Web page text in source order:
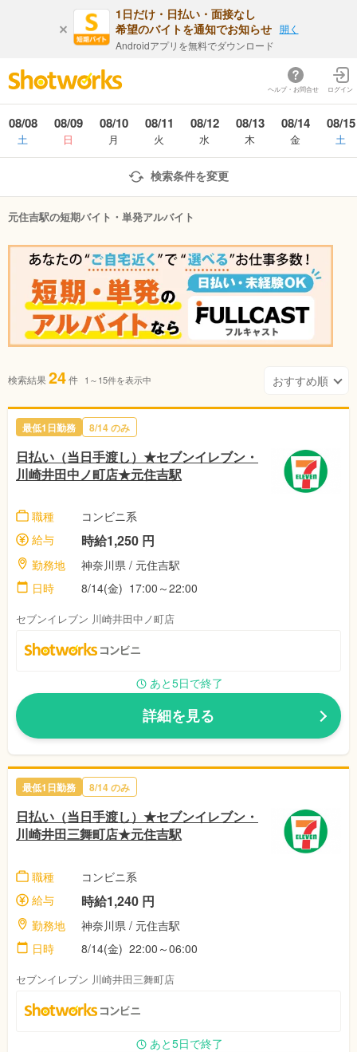
1日だけ・日払い・面接なし
希望のバイトを通知でお知らせ
Androidアプリを無料でダウンロード
開く
ヘルプ・お問合せ ログイン
08/08
土
08/09
日
08/10
月
08/11
火
08/12
水
08/13
木
08/14
金
08/15
土
検索条件を変更
元住吉駅の短期バイト・単発アルバイト
検索結果24件 1～15件を表示中
最低1日勤務 8/14 のみ
日払い（当日手渡し）★セブンイレブン・
川崎井田中ノ町店★元住吉駅
職種
コンビニ系
給与
時給1,250 円
勤務地
神奈川県 / 元住吉駅
日時
8/14(金) 17:00～22:00
セブンイレブン 川崎井田中ノ町店
あと5日で終了
詳細を見る
最低1日勤務 8/14 のみ
日払い（当日手渡し）★セブンイレブン・
川崎井田三舞町店★元住吉駅
職種
コンビニ系
給与
時給1,240 円
勤務地
神奈川県 / 元住吉駅
日時
8/14(金) 22:00～06:00
セブンイレブン 川崎井田三舞町店
あと5日で終了